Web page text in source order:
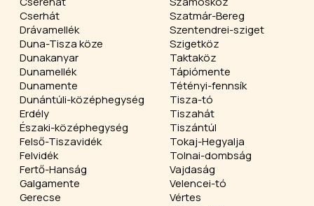
Cserhát
Drávamellék
Duna-Tisza köze
Dunakanyar
Dunamellék
Dunamente
Dunántúli-középhegység
Erdély
Északi-középhegység
Felső-Tiszavidék
Felvidék
Fertő-Hanság
Galgamente
Gerecse
Szatmár-Bereg
Szentendrei-sziget
Szigetköz
Taktaköz
Tápiómente
Tétényi-fennsík
Tisza-tó
Tiszahát
Tiszántúl
Tokaj-Hegyalja
Tolnai-dombság
Vajdaság
Velencei-tó
Vértes